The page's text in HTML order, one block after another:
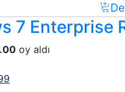
7 Enterprise
oy aldı